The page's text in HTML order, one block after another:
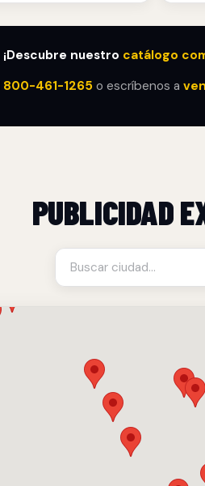
¡Descubre nuestro catálogo
800-461-1265 o escríbenos a
PUBLICIDAD